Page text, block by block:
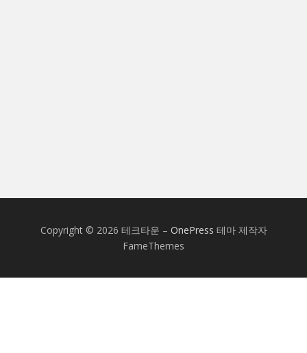
Copyright © 2026 테크타운 – OnePress 테마 제작자
FameThemes